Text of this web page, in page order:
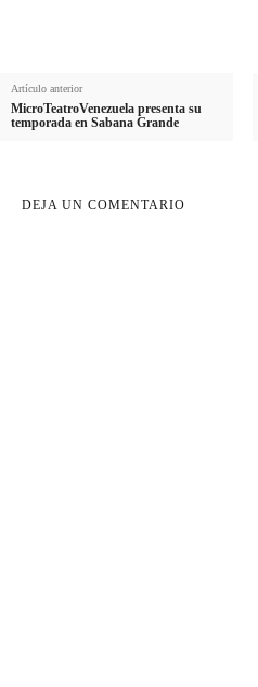
Artículo anterior
MicroTeatroVenezuela presenta su
temporada en Sabana Grande
DEJA UN COMENTARIO